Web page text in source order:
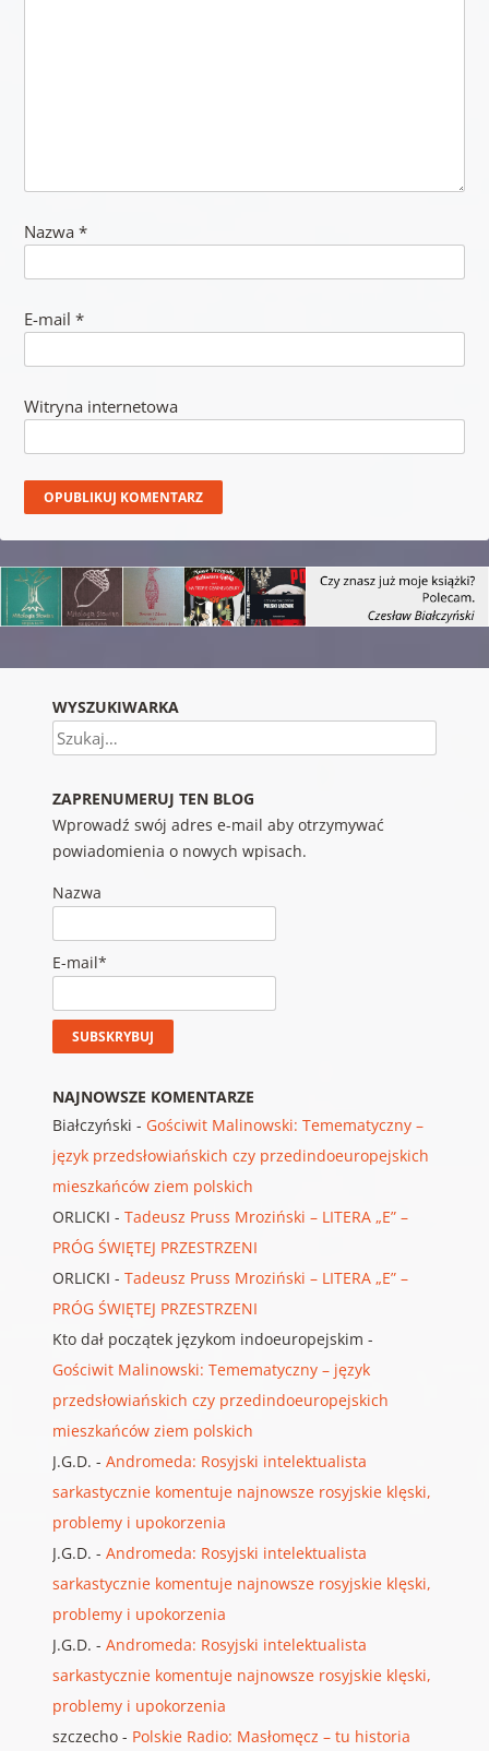
Nazwa *
E-mail *
Witryna internetowa
WYSZUKIWARKA
Szukaj
ZAPRENUMERUJ TEN BLOG
Wprowadź swój adres e-mail aby otrzymywać
powiadomienia o nowych wpisach.
Nazwa
E-mail*
NAJNOWSZE KOMENTARZE
Białczyński - Gościwit Malinowski: Temematyczny –
język przedsłowiańskich czy przedindoeuropejskich
mieszkańców ziem polskich
ORLICKI - Tadeusz Pruss Mroziński – LITERA „E” –
PRÓG ŚWIĘTEJ PRZESTRZENI
ORLICKI - Tadeusz Pruss Mroziński – LITERA „E” –
PRÓG ŚWIĘTEJ PRZESTRZENI
Kto dał początek językom indoeuropejskim -
Gościwit Malinowski: Temematyczny – język
przedsłowiańskich czy przedindoeuropejskich
mieszkańców ziem polskich
J.G.D. - Andromeda: Rosyjski intelektualista
sarkastycznie komentuje najnowsze rosyjskie klęski,
problemy i upokorzenia
J.G.D. - Andromeda: Rosyjski intelektualista
sarkastycznie komentuje najnowsze rosyjskie klęski,
problemy i upokorzenia
J.G.D. - Andromeda: Rosyjski intelektualista
sarkastycznie komentuje najnowsze rosyjskie klęski,
problemy i upokorzenia
szczecho- Polskie Radio: Masłomęcz – tu historia